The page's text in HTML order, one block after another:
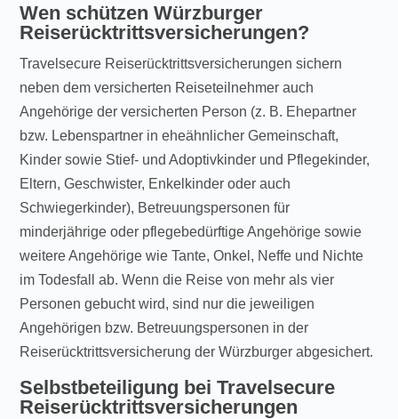
Wen schützen Würzburger
Reiserücktrittsversicherungen?
Travelsecure Reiserücktrittsversicherungen sichern
neben dem versicherten Reiseteilnehmer auch
Angehörige der versicherten Person (z. B. Ehepartner
bzw. Lebenspartner in eheähnlicher Gemeinschaft,
Kinder sowie Stief- und Adoptivkinder und Pflegekinder,
Eltern, Geschwister, Enkelkinder oder auch
Schwiegerkinder), Betreuungspersonen für
minderjährige oder pflegebedürftige Angehörige sowie
weitere Angehörige wie Tante, Onkel, Neffe und Nichte
im Todesfall ab. Wenn die Reise von mehr als vier
Personen gebucht wird, sind nur die jeweiligen
Angehörigen bzw. Betreuungspersonen in der
Reiserücktrittsversicherung der Würzburger abgesichert.
Selbstbeteiligung bei Travelsecure
Reiserücktrittsversicherungen